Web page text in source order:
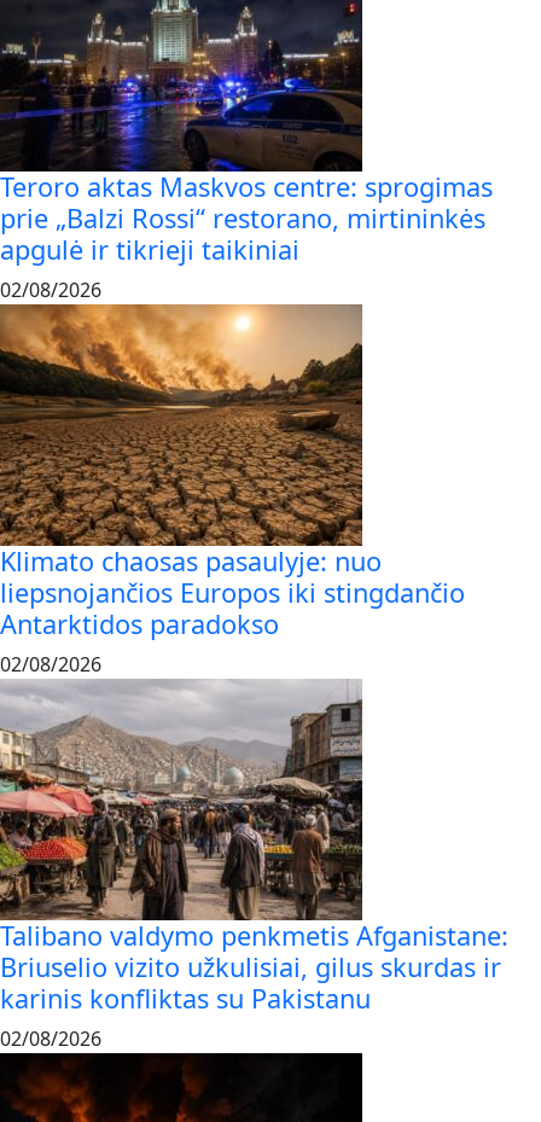
Teroro aktas Maskvos centre: sprogimas
prie „Balzi Rossi“ restorano, mirtininkės
apgulė ir tikrieji taikiniai
02/08/2026
Klimato chaosas pasaulyje: nuo
liepsnojančios Europos iki stingdančio
Antarktidos paradokso
02/08/2026
Talibano valdymo penkmetis Afganistane:
Briuselio vizito užkulisiai, gilus skurdas ir
karinis konfliktas su Pakistanu
02/08/2026